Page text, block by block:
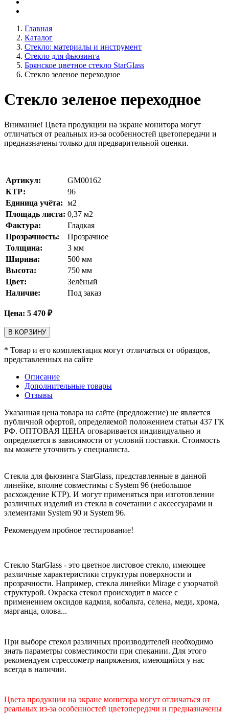
Главная
Каталог
Стекло: материалы и инструмент
Стекло для фьюзинга
Брянское цветное стекло StarGlass
Стекло зеленое переходное
Стекло зеленое переходное
Внимание! Цвета продукции на экране монитора могут
отличаться от реальных из-за особенностей цветопередачи и
предназначены только для предварительной оценки.
Артикул:
GM00162
КТР:
96
Единица учёта: м2
Площадь листа: 0,37 м2
Фактура:
Гладкая
Прозрачность:
Прозрачное
Толщина:
3 мм
Ширина:
500 мм
Высота:
750 мм
Цвет:
Зелёный
Наличие:
Под заказ
Цена: 5 470 ₽
В КОРЗИНУ
* Товар и его комплектация могут отличаться от образцов,
представленных на сайте
Описание
Дополнительные товары
Отзывы
Указанная цена товара на сайте (предложение) не является
публичной офертой, определяемой положением статьи 437 ГК
РФ. ОПТОВАЯ ЦЕНА оговаривается индивидуально и
определяется в зависимости от условий поставки. Стоимость
вы можете уточнить у специалиста.
Стекла для фьюзинга StarGlass, представленные в данной
линейке, вполне совместимы с System 96 (небольшое
расхождение КТР). И могут применяться при изготовлении
различных изделий из стекла в сочетании с аксессуарами и
элементами System 90 и System 96.
Рекомендуем пробное тестирование!
Стекло StarGlass - это цветное листовое стекло, имеющее
различные характеристики структуры поверхности и
прозрачности. Например, стекла линейки Mirage с узорчатой
структурой. Окраска стекол происходит в массе с
применением оксидов кадмия, кобальта, селена, меди, хрома,
марганца, олова...
При выборе стекол различных производителей необходимо
знать параметры совместимости при спекании. Для этого
рекомендуем стрессометр напряжения, имеющийся у нас
всегда в наличии.
Цвета продукции на экране монитора могут отличаться от
реальных из-за особенностей цветопередачи и предназначены